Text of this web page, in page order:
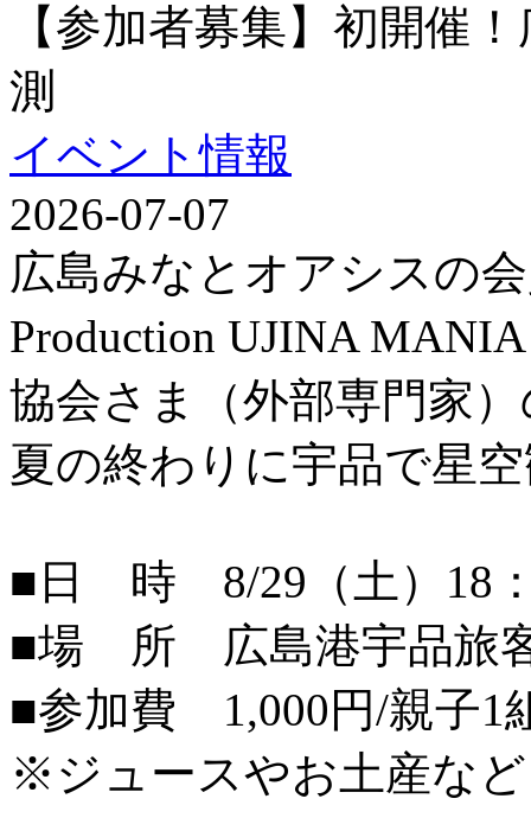
【参加者募集】初開催
測
イベント情報
2026-07-07
広島みなとオアシスの
Production UJINA
協会さま（外部専門家
夏の終わりに宇品で星
■日 時 8/29（土）18
■場 所 広島港宇品旅
■参加費 1,000円/親子1
※ジュースやお土産な